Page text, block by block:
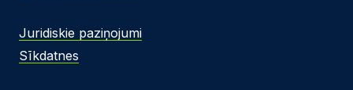
Juridiskie paziņojumi
Sīkdatnes